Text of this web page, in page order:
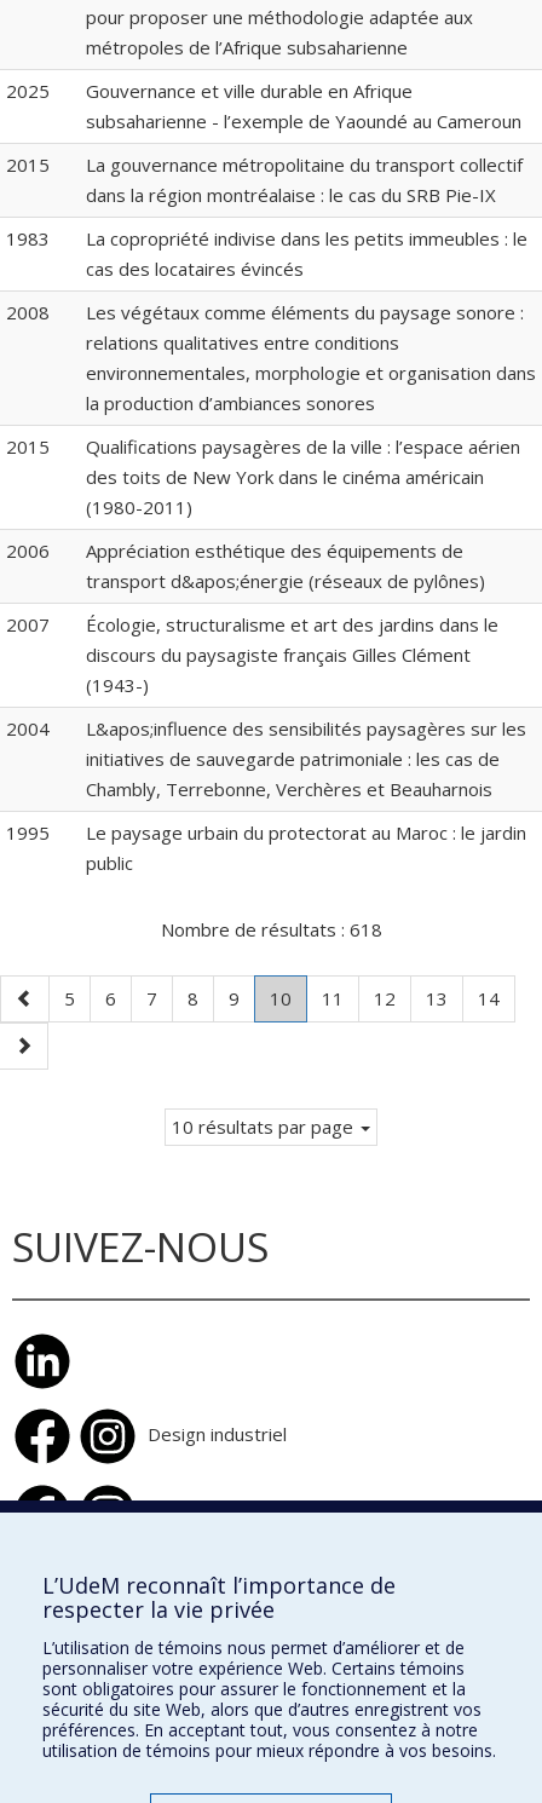
pour proposer une méthodologie adaptée aux
métropoles de l’Afrique subsaharienne
2025
Gouvernance et ville durable en Afrique
subsaharienne - l’exemple de Yaoundé au Cameroun
2015
La gouvernance métropolitaine du transport collectif
dans la région montréalaise : le cas du SRB Pie-IX
1983
La copropriété indivise dans les petits immeubles : le
cas des locataires évincés
2008
Les végétaux comme éléments du paysage sonore :
relations qualitatives entre conditions
environnementales, morphologie et organisation dans
la production d’ambiances sonores
2015
Qualifications paysagères de la ville : l’espace aérien
des toits de New York dans le cinéma américain
(1980-2011)
2006
Appréciation esthétique des équipements de
transport d&apos;énergie (réseaux de pylônes)
2007
Écologie, structuralisme et art des jardins dans le
discours du paysagiste français Gilles Clément
(1943-)
2004
L&apos;influence des sensibilités paysagères sur les
initiatives de sauvegarde patrimoniale : les cas de
Chambly, Terrebonne, Verchères et Beauharnois
1995
Le paysage urbain du protectorat au Maroc : le jardin
public
Nombre de résultats : 618
Page
précédente
Page
5 Page
6 Page
7 Page
8 Page
9 Page
10
Page
Page
11 Page
12 Page
13 Page
14
Page
suivante
10 résultats par page
SUIVEZ-NOUS
Design industriel
Design d'intérieur
École de design
École d'architecture
École d'urbanisme et d'architecture de paysage
L’UdeM reconnaît l’importance de
respecter la vie privée
L’utilisation de témoins nous permet d’améliorer et de
personnaliser votre expérience Web. Certains témoins
sont obligatoires pour assurer le fonctionnement et la
sécurité du site Web, alors que d’autres enregistrent vos
préférences. En acceptant tout, vous consentez à notre
utilisation de témoins pour mieux répondre à vos besoins.